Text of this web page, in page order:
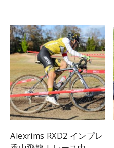
Alexrims RXD2 インプレ